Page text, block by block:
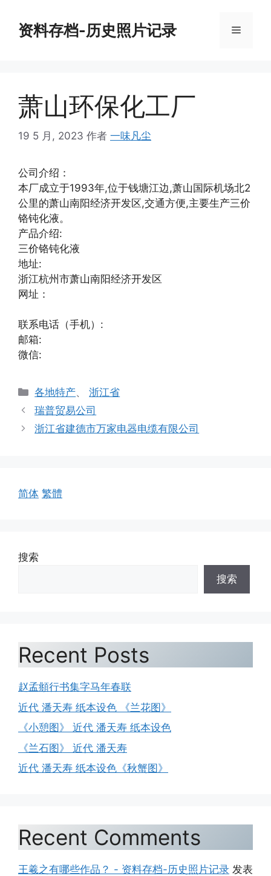
资料存档-历史照片记录 菜
萧山环保化工厂
19 5 月, 2023 作者 一味凡尘
公司介绍：
本厂成立于1993年,位于钱塘江边,萧山国际机场北2
公里的萧山南阳经济开发区,交通方便,主要生产三价
铬钝化液。
产品介绍:
三价铬钝化液
地址:
浙江杭州市萧山南阳经济开发区
网址：
联系电话（手机）:
邮箱:
微信:
分
类
各地特产、浙江省
瑞普贸易公司
浙江省建德市万家电器电缆有限公司
简体 繁體
搜索
搜索
Recent Posts
赵孟頫行书集字马年春联
近代 潘天寿 纸本设色 《兰花图》
《小憩图》 近代 潘天寿 纸本设色
《兰石图》 近代 潘天寿
近代 潘天寿 纸本设色《秋蟹图》
Recent Comments
王羲之有哪些作品？ - 资料存档-历史照片记录 发表